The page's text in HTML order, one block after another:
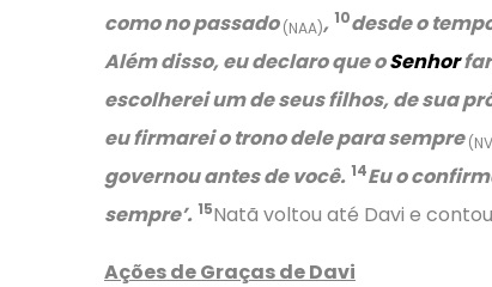
como no passado(NAA), 10desde o
Além disso, eu declaro que oSenhor
escolherei um de seus filhos, de sua
eu firmarei o trono dele para sempre
governou antes de você. 14Eu o
sempre’. 15Natã voltou até Davi e
Ações de Graças de Davi